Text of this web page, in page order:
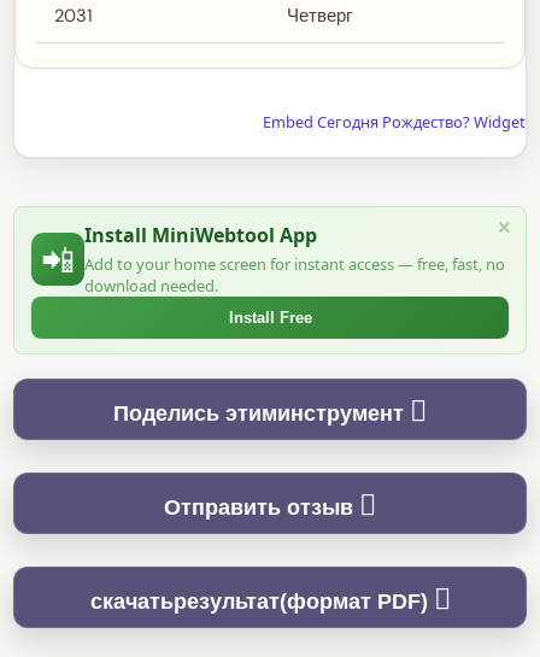
2031 Четверг
Embed Сегодня Рождество? Widget
📲
Install MiniWebtool App
Add to your home screen for instant access — free, fast, no
download needed.
Install Free
×
Поделись этиминструмент
Отправить отзыв
скачатьрезультат(формат PDF)